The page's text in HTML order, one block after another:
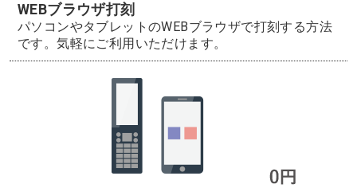
WEBブラウザ打刻
パソコンやタブレットのWEBブラウザで打刻する方法
です。気軽にご利用いただけます。